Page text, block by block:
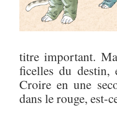
titre important.
ficelles du destin,
Croire en une
dans le rouge, est-